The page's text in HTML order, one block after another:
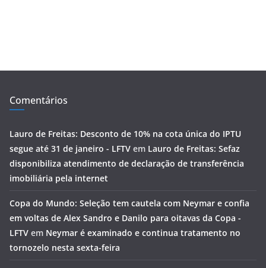
Comentários
Lauro de Freitas: Desconto de 10% na cota única do IPTU
segue até 31 de janeiro - LFTV em Lauro de Freitas: Sefaz
disponibiliza atendimento de declaração de transferência
imobiliária pela internet
Copa do Mundo: Seleção tem cautela com Neymar e confia
em voltas de Alex Sandro e Danilo para oitavas da Copa -
LFTV em Neymar é examinado e continua tratamento no
tornozelo nesta sexta-feira